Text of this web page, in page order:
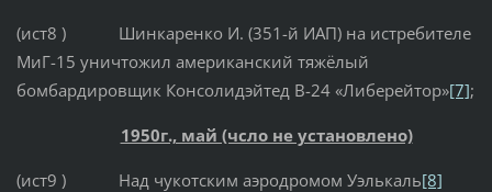
(ист8 ) Шинкаренко И. (351-й ИАП) на истребителе
МиГ-15 уничтожил американский тяжёлый
бомбардировщик Консолидэйтед B-24 «Либерейтор»[7];
1950г., май (чсло не установлено)
(ист9 ) Над чукотским аэродромом Уэлькаль[8]